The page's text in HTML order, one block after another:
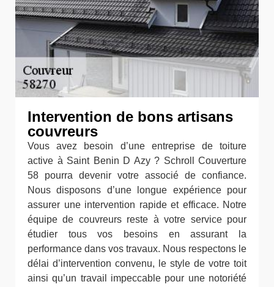
Intervention de bons artisans
couvreurs
Vous avez besoin d’une entreprise de toiture
active à Saint Benin D Azy ? Schroll Couverture
58 pourra devenir votre associé de confiance.
Nous disposons d’une longue expérience pour
assurer une intervention rapide et efficace. Notre
équipe de couvreurs reste à votre service pour
étudier tous vos besoins en assurant la
performance dans vos travaux. Nous respectons le
délai d’intervention convenu, le style de votre toit
ainsi qu’un travail impeccable pour une notoriété